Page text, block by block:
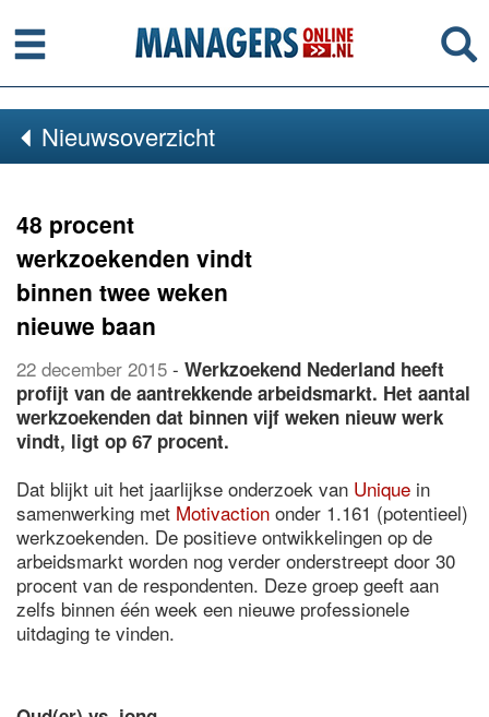
Menu
Nieuwsoverzicht
48 procent
werkzoekenden vindt
binnen twee weken
nieuwe baan
22 december 2015 - Werkzoekend Nederland heeft
profijt van de aantrekkende arbeidsmarkt. Het aantal
werkzoekenden dat binnen vijf weken nieuw werk
vindt, ligt op 67 procent.
Dat blijkt uit het jaarlijkse onderzoek van Unique in
samenwerking met Motivaction onder 1.161 (potentieel)
werkzoekenden. De positieve ontwikkelingen op de
arbeidsmarkt worden nog verder onderstreept door 30
procent van de respondenten. Deze groep geeft aan
zelfs binnen één week een nieuwe professionele
uitdaging te vinden.